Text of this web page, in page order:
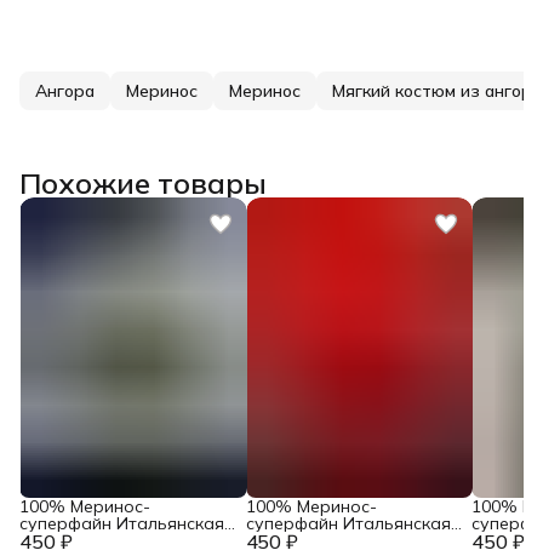
Ангора Меринос Меринос Мягкий костюм из ангоры
Похожие товары
450 ₽
100% Меринос-
суперфайн Итальянская
пряжа в бобинах 450 ₽
100% Меринос-
суперфайн Итальянская
пряжа в бобинах 450 ₽
100%
пряжа